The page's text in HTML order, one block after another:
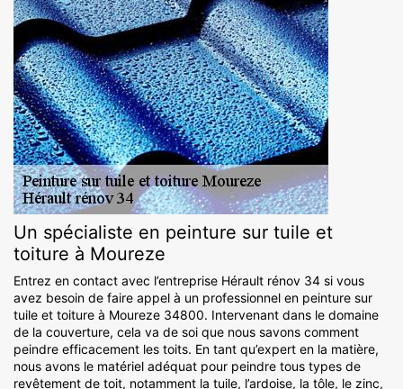
Un spécialiste en peinture sur tuile et
toiture à Moureze
Entrez en contact avec l’entreprise Hérault rénov 34 si vous
avez besoin de faire appel à un professionnel en peinture sur
tuile et toiture à Moureze 34800. Intervenant dans le domaine
de la couverture, cela va de soi que nous savons comment
peindre efficacement les toits. En tant qu’expert en la matière,
nous avons le matériel adéquat pour peindre tous types de
revêtement de toit, notamment la tuile, l’ardoise, la tôle, le zinc,